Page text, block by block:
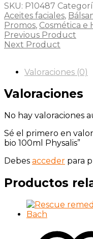
SKU: P10487
Aceites faciales,
Promos, Cosmética e
Previous Product
Next Product
Valoraciones (0)
Valoraciones
No hay valoraciones
Sé el primero en
bio 100ml Physalis”
Debes acceder para
Productos